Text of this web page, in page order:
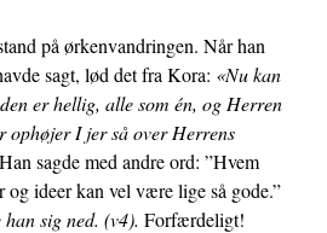
på ørkenvandringen. Når han
sagt, lød det fra Kora: «Nu kan
er hellig, alle som én, og Herren
I jer så over Herrens
sagde med andre ord: ”Hvem
og ideer kan vel være lige så gode.”
sig ned. (v4). Forfærdeligt!